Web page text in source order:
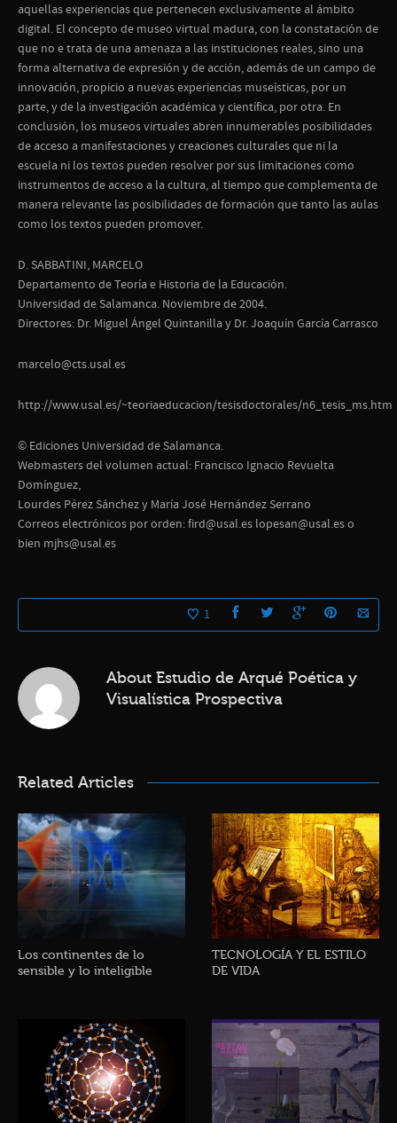
aquellas experiencias que pertenecen exclusivamente al ámbito
digital. El concepto de museo virtual madura, con la constatación de
que no e trata de una amenaza a las instituciones reales, sino una
forma alternativa de expresión y de acción, además de un campo de
innovación, propicio a nuevas experiencias museísticas, por un
parte, y de la investigación académica y científica, por otra. En
conclusión, los museos virtuales abren innumerables posibilidades
de acceso a manifestaciones y creaciones culturales que ni la
escuela ni los textos pueden resolver por sus limitaciones como
instrumentos de acceso a la cultura, al tiempo que complementa de
manera relevante las posibilidades de formación que tanto las aulas
como los textos pueden promover.
D. SABBATINI, MARCELO
Departamento de Teoría e Historia de la Educación.
Universidad de Salamanca. Noviembre de 2004.
Directores: Dr. Miguel Ángel Quintanilla y Dr. Joaquín García Carrasco
marcelo@cts.usal.es
http://www.usal.es/~teoriaeducacion/tesisdoctorales/n6_tesis_ms.htm
© Ediciones Universidad de Salamanca.
Webmasters del volumen actual: Francisco Ignacio Revuelta
Domínguez,
Lourdes Pérez Sánchez y María José Hernández Serrano
Correos electrónicos por orden: fird@usal.es lopesan@usal.es o
bien mjhs@usal.es
1
About Estudio de Arqué Poética y
Visualística Prospectiva
Related Articles
Los continentes de lo
sensible y lo inteligible
TECNOLOGÍA Y EL ESTILO
DE VIDA